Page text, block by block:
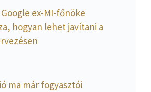
ex-MI-főnöke
hogyan lehet javítani a
ma már fogyasztói